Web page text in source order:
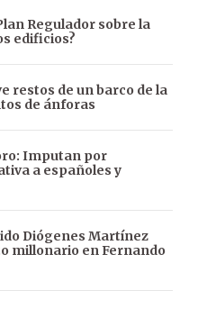
Regulador sobre la
edificios?
restos de un barco de la
de ánforas
Imputan por
a españoles y
Diógenes Martínez
millonario en Fernando